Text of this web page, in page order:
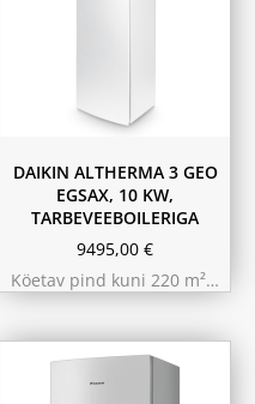
DAIKIN ALTHERMA 3 GEO
EGSAX, 10 KW,
TARBEVEEBOILERIGA
9495,00 €
Köetav pind kuni 220 m²…